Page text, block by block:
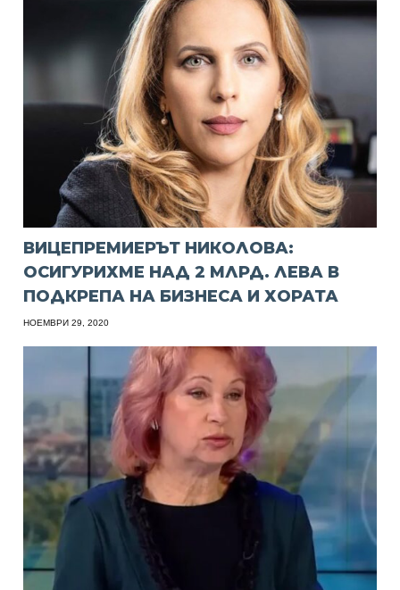
ВИЦЕПРЕМИЕРЪТ НИКОЛОВА:
ОСИГУРИХМЕ НАД 2 МЛРД. ЛЕВА В
ПОДКРЕПА НА БИЗНЕСА И ХОРАТА
НОЕМВРИ 29, 2020